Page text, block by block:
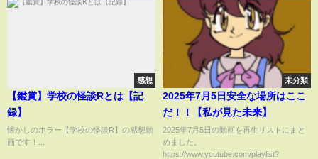
感想
【鑑賞】学校の怪談Rとは【記
録】
懐かしのホラー【学校の怪談R】の感想動
画です！...
未分類
2025年7月5日安全な場所はここ
だ！！【私が見た未来】
2025年7月5日の動画を再生リストにまと
めました。
https://www.youtube.com/playlist?